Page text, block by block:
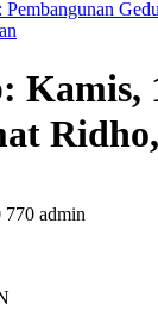
Pembangunan
770 admin